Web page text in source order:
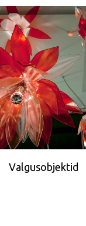
Valgusobjektid